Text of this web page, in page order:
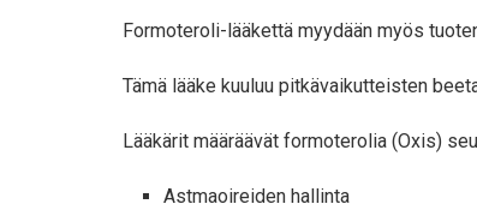
Formoteroli-lääkettä myydään myös
Tämä lääke kuuluu pitkävaikutteisten
Lääkärit määräävät formoterolia (Oxis)
Astmaoireiden hallinta